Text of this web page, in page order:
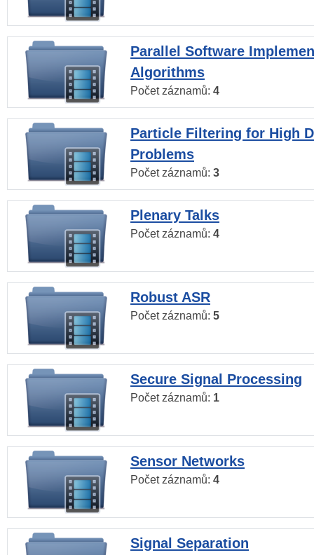
Parallel Software
Algorithms
Počet záznamů: 4
Particle Filtering for High
Problems
Počet záznamů: 3
Plenary Talks
Počet záznamů: 4
Robust ASR
Počet záznamů: 5
Secure Signal Processing
Počet záznamů: 1
Sensor Networks
Počet záznamů: 4
Signal Separation